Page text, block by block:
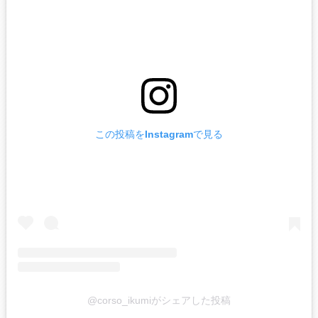
この投稿をInstagramで見る
@corso_ikumiがシェアした投稿